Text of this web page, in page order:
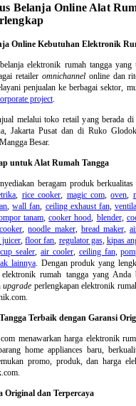
Belanja Online Alat
Online Kebutuhan Elektronik
elektronik rumah tanggayang
retaileromnichannel online dan
penjualan ke berbagai sektor,
project.
melalui toko retail yang berada
Jakarta Pusat dan di Ruko
Besar.
untuk Alat Rumah Tangga
beragam produk
, rice cooker, magic com,oven,
,wall fan, ceiling exhaust fan,
tanam,cooker hood, blender,
,noodle maker, bread maker,
juicer,floor fan, regulator gas, kipas
cup sealer,air cooler, ceiling fan,
lainnya. Dengan produk yang
elektronik rumah tangga yang Anda
upgrade perlengkapan elektronik
Terbaik dengan Garansi
menawarkan harga elektronik
home appliances baru,
promo, produk, dan harga
Original dan Terpercaya